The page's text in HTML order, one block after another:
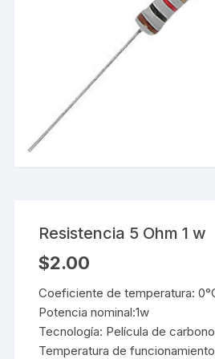
Resistencia 5 Ohm 1 w
$2.00
Coeficiente de temperatura:
Potencia nominal:1w
Tecnología: Película de carbono
Temperatura de